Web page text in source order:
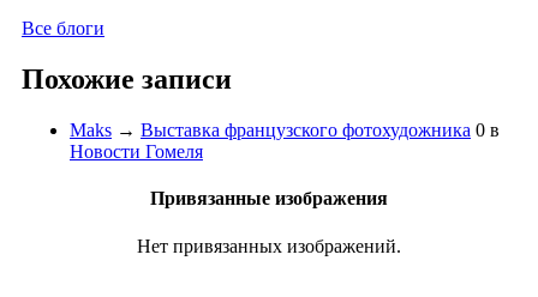
Все блоги
Похожие записи
Maks → Выставка французского фотохудожника 0 в
Новости Гомеля
Привязанные изображения
Нет привязанных изображений.